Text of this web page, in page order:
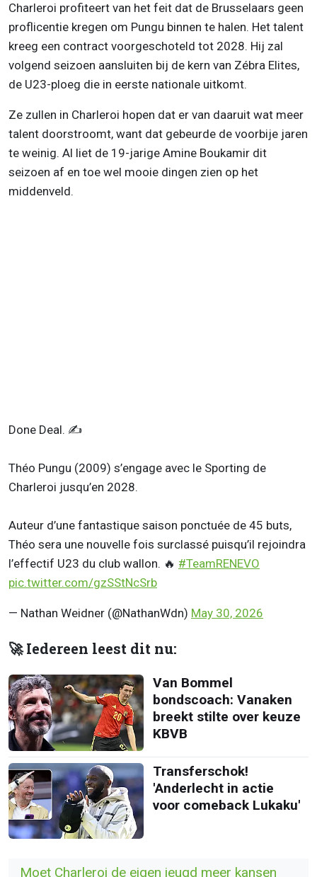
Charleroi profiteert van het feit dat de Brusselaars geen
proflicentie kregen om Pungu binnen te halen. Het talent
kreeg een contract voorgeschoteld tot 2028. Hij zal
volgend seizoen aansluiten bij de kern van Zébra Elites,
de U23-ploeg die in eerste nationale uitkomt.
Ze zullen in Charleroi hopen dat er van daaruit wat meer
talent doorstroomt, want dat gebeurde de voorbije jaren
te weinig. Al liet de 19-jarige Amine Boukamir dit
seizoen af en toe wel mooie dingen zien op het
middenveld.
Done Deal. ✍️
Théo Pungu (2009) s’engage avec le Sporting de
Charleroi jusqu’en 2028.
Auteur d’une fantastique saison ponctuée de 45 buts,
Théo sera une nouvelle fois surclassé puisqu’il rejoindra
l’effectif U23 du club wallon. 🔥 #TeamRENEVO
pic.twitter.com/gzSStNcSrb
— Nathan Weidner (@NathanWdn) May 30, 2026
🚀 Iedereen leest dit nu:
Van Bommel
bondscoach: Vanaken
breekt stilte over keuze
KBVB
Transferschok!
'Anderlecht in actie
voor comeback Lukaku'
Moet Charleroi de eigen jeugd meer kansen